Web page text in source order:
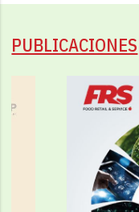
PUBLICACIONES